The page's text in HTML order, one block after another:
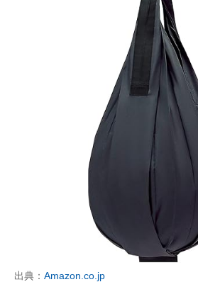
出典： Amazon.co.jp